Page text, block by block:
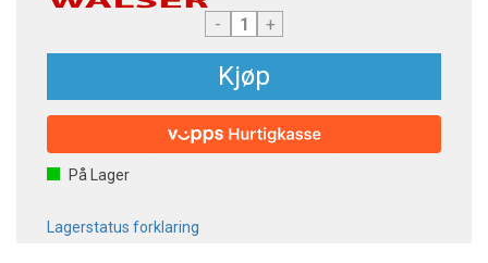
- +
Kjøp
På Lager
Lagerstatus forklaring